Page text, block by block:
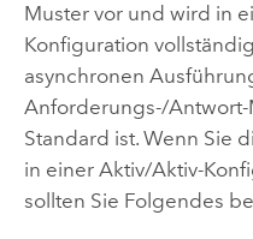
Muster vor und wird in
Konfiguration
asynchronen
Anforderungs-/
Standard ist. Wenn Sie
in einer Aktiv/Aktiv-
sollten Sie Folgendes